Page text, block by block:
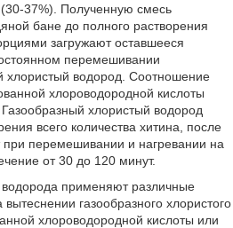
37%). Полученную смесь
бане до полного растворения
загружают оставшееся
перемешивании
хлористый водород. Соотношение
хлороводородной кислоты
хлористый водород
всего количества хитина, после
при перемешивании и нагревании на
от 30 до 120 минут.
водорода применяют различные
газообразного хлористого
хлороводородной кислоты или